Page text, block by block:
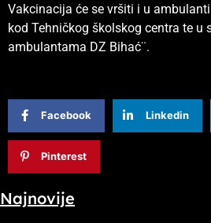
Vakcinacija će se vršiti i u
kod Tehničkog školskog centra te
ambulantama DZ Bihać¨.
Facebook Linkedin
Pinterest
Najnovije